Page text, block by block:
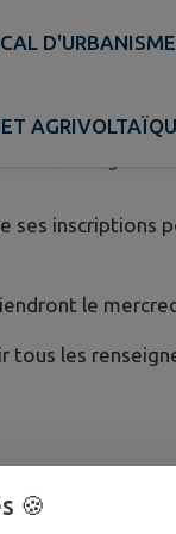
D'URBANISME
ses inscriptions
le
tous les
🍪